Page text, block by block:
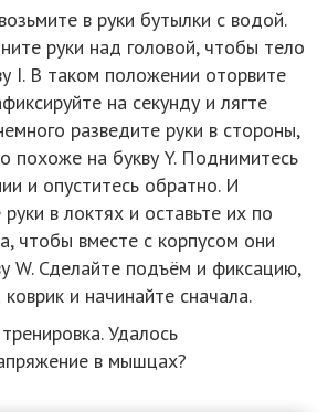
в руки бутылки с водой.
руки над головой, чтобы тело
I. В таком положении оторвите
на секунду и лягте
разведите руки в стороны,
похоже на букву Y. Поднимитесь
и опуститесь обратно. И
руки в локтях и оставьте их по
чтобы вместе с корпусом они
W. Сделайте подъём и фиксацию,
и начинайте сначала.
Удалось
в мышцах?